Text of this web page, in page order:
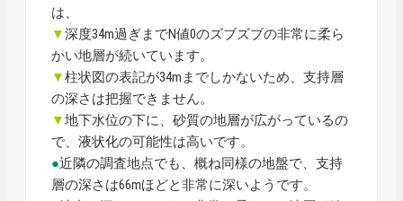
は、
▼深度34m過ぎまでN値0のズブズブの非常に柔ら
かい地層が続いています。
▼柱状図の表記が34mまでしかないため、支持層
の深さは把握できません。
▼地下水位の下に、砂質の地層が広がっているの
で、液状化の可能性は高いです。
●近隣の調査地点でも、概ね同様の地盤で、支持
層の深さは66mほどと非常に深いようです。